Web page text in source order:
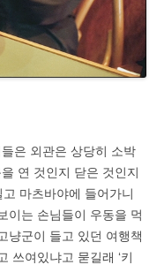
은 외관은 상당히 소박
연 것인지 닫은 것인지
마츠바야에 들어가니
이는 손님들이 우동을 먹
냥군이 들고 있던 여행책
쓰여있냐고 묻길래 ‘키